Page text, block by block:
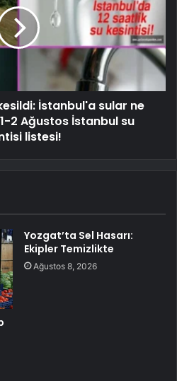
İstanbul'a sular ne
2 Ağustos İstanbul su
listesi!
Yozgat’ta Sel Hasarı:
Ekipler Temizlikte
Ağustos 8, 2026